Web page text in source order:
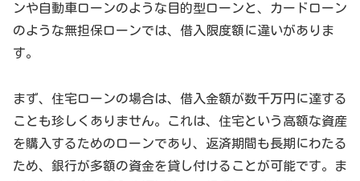
ンや自動車ローンのような目的型ローンと、カードローン
のような無担保ローンでは、借入限度額に違いがありま
す。
まず、住宅ローンの場合は、借入金額が数千万円に達する
ことも珍しくありません。これは、住宅という高額な資産
を購入するためのローンであり、返済期間も長期にわたる
ため、銀行が多額の資金を貸し付けることが可能です。ま